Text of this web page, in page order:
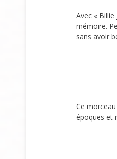
Avec «
mémoire.
sans avoir
Ce
époques et